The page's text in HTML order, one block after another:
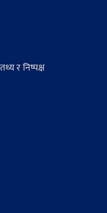
र निष्पक्ष